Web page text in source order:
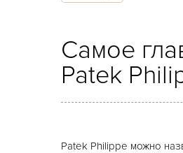
Самое
Patek
Patek Philippe можно